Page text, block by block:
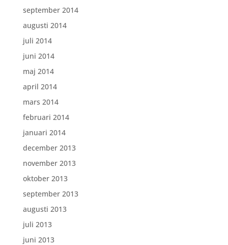
september 2014
augusti 2014
juli 2014
juni 2014
maj 2014
april 2014
mars 2014
februari 2014
januari 2014
december 2013
november 2013
oktober 2013
september 2013
augusti 2013
juli 2013
juni 2013